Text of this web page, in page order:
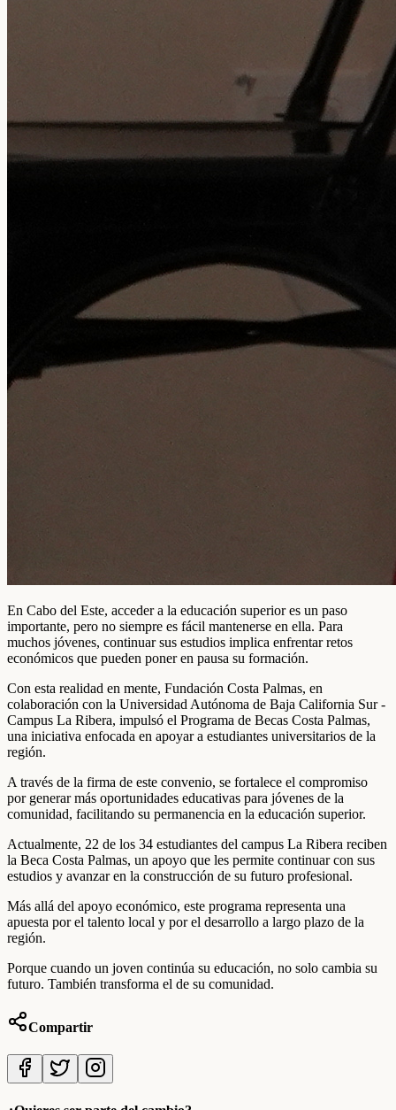
En Cabo del Este, acceder a la educación superior es un paso
importante, pero no siempre es fácil mantenerse en ella. Para
muchos jóvenes, continuar sus estudios implica enfrentar retos
económicos que pueden poner en pausa su formación.
Con esta realidad en mente, Fundación Costa Palmas, en
colaboración con la Universidad Autónoma de Baja California Sur -
Campus La Ribera, impulsó el Programa de Becas Costa Palmas,
una iniciativa enfocada en apoyar a estudiantes universitarios de la
región.
A través de la firma de este convenio, se fortalece el compromiso
por generar más oportunidades educativas para jóvenes de la
comunidad, facilitando su permanencia en la educación superior.
Actualmente, 22 de los 34 estudiantes del campus La Ribera reciben
la Beca Costa Palmas, un apoyo que les permite continuar con sus
estudios y avanzar en la construcción de su futuro profesional.
Más allá del apoyo económico, este programa representa una
apuesta por el talento local y por el desarrollo a largo plazo de la
región.
Porque cuando un joven continúa su educación, no solo cambia su
futuro. También transforma el de su comunidad.
Compartir